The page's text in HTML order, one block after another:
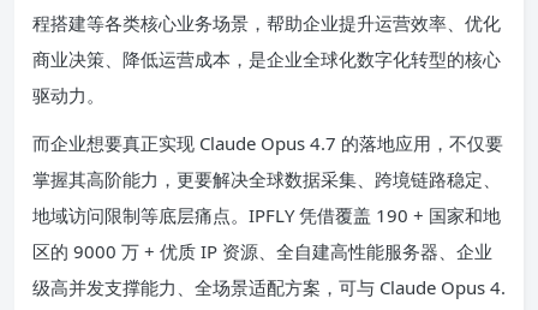
程搭建等各类核心业务场景，帮助企业提升运营效率、优化
商业决策、降低运营成本，是企业全球化数字化转型的核心
驱动力。
而企业想要真正实现 Claude Opus 4.7 的落地应用，不仅要
掌握其高阶能力，更要解决全球数据采集、跨境链路稳定、
地域访问限制等底层痛点。IPFLY 凭借覆盖 190 + 国家和地
区的 9000 万 + 优质 IP 资源、全自建高性能服务器、企业
级高并发支撑能力、全场景适配方案，可与 Claude Opus 4.